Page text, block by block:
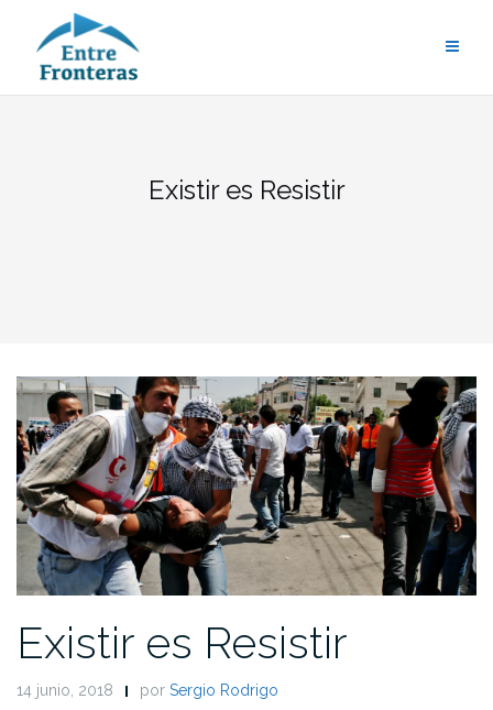
contenido
Existir es Resistir
Existir es Resistir
14 junio, 2018 por Sergio Rodrigo